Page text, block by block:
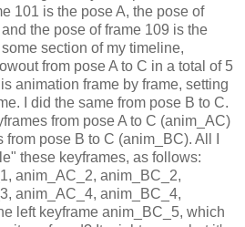
101 is the pose A, the pose of
the pose of frame 109 is the
section of my timeline,
from pose A to C in a total of 5
animation frame by frame, setting
I did the same from pose B to C.
from pose A to C (anim_AC)
pose B to C (anim_BC). All I
these keyframes, as follows:
anim_AC_2, anim_BC_2,
anim_AC_4, anim_BC_4,
left keyframe anim_BC_5, which